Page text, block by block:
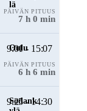
PÄIVÄN PITUUS
7 h 0 min
9:01 - 15:07
PÄIVÄN PITUUS
6 h 6 min
9:25 - 14:30